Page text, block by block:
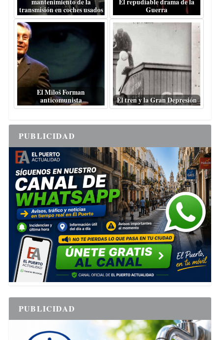
mantenimiento de la
transmisión en coches usados
El repudiable drama de la
Guerra
El Miloš Forman
anticomunista
El tren y la Gran Depresión
PUBLICIDAD
PUBLICIDAD